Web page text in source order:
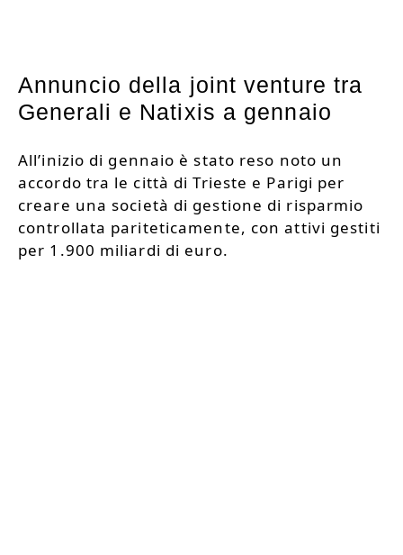
Annuncio della joint venture tra
Generali e Natixis a gennaio
All’inizio di gennaio è stato reso noto un
accordo tra le città di Trieste e Parigi per
creare una società di gestione di risparmio
controllata pariteticamente, con attivi gestiti
per 1.900 miliardi di euro.